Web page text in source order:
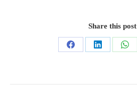
Share this post
Share
Share